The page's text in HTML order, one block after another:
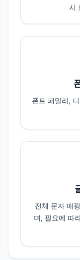
시
폰트 패밀리,
전체 문자 매
며, 필요에 따